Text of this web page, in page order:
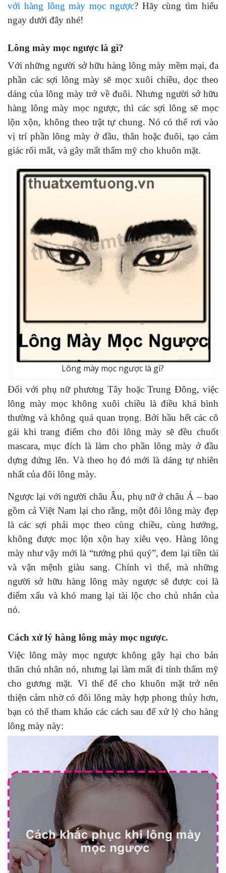
với hàng lông mày mọc ngược? Hãy cùng tìm hiểu
ngay dưới đây nhé!
Lông mày mọc ngược là gì?
Với những người sở hữu hàng lông mày mềm mại, đa
phần các sợi lông mày sẽ mọc xuôi chiều, dọc theo
dáng của lông mày trở về đuôi. Nhưng người sở hữu
hàng lông mày mọc ngược, thì các sợi lông sẽ mọc
lộn xộn, không theo trật tự chung. Nó có thể rơi vào
vị trí phần lông mày ở đầu, thân hoặc đuôi, tạo cảm
giác rối mắt, và gây mất thẩm mỹ cho khuôn mặt.
Lông mày mọc ngược là gì?
Đối với phụ nữ phương Tây hoặc Trung Đông, việc
lông mày mọc không xuôi chiều là điều khá bình
thường và không quá quan trọng. Bởi hầu hết các cô
gái khi trang điểm cho đôi lông mày sẽ đều chuốt
mascara, mục đích là làm cho phần lông mày ở đầu
dựng đứng lên. Và theo họ đó mới là dáng tự nhiên
nhất của đôi lông mày.
Ngược lại với người châu Âu, phụ nữ ở châu Á – bao
gồm cả Việt Nam lại cho rằng, một đôi lông mày đẹp
là các sợi phải mọc theo cùng chiều, cùng hướng,
không được mọc lộn xộn hay xiêu vẹo. Hàng lông
mày như vậy mới là “tướng phú quý”, đem lại tiền tài
và vận mệnh giàu sang. Chính vì thế, mà những
người sở hữu hàng lông mày ngược sẽ được coi là
điểm xấu và khó mang lại tài lộc cho chủ nhân của
nó.
Cách xử lý hàng lông mày mọc ngược.
Việc lông mày mọc ngược không gây hại cho bản
thân chủ nhân nó, nhưng lại làm mất đi tính thẩm mỹ
cho gương mặt. Vì thế để cho khuôn mặt trở nên
thiện cảm nhờ có đôi lông mày hợp phong thủy hơn,
bạn có thể tham khảo các cách sau để xử lý cho hàng
lông mày này: